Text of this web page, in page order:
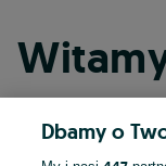
Dbamy o